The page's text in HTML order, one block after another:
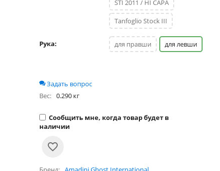
STI 2011 / HI CAPA
Tanfoglio Stock III
Рука: для правши для левши
Задать вопрос
Вес: 0.290 кг
Сообщить мне, когда товар будет в
наличии